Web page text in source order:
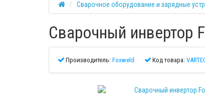
Сварочное оборудование и зарядные
Сварочный инвертор
Производитель: Foxweld Код товара: